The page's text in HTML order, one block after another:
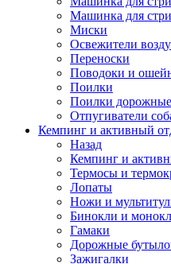
Машинка для
Миски
Освежители
Переноски
Поводоки и
Поилки
Поилки дорожные
Отпугиватели
Кемпинг и активный
Назад
Кемпинг и
Термосы и
Лопаты
Ножи и
Бинокли и
Гамаки
Дорожные
Зажигалки